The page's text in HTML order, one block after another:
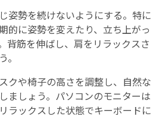
姿勢を続けないようにする。特に
的に姿勢を変えたり、立ち上がっ
背筋を伸ばし、肩をリラックスさ
。
クや椅子の高さを調整し、自然な
ましょう。パソコンのモニターは
ラックスした状態でキーボードに